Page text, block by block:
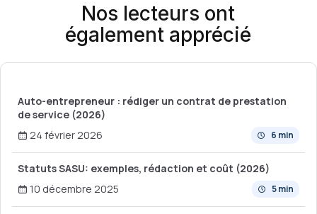
Nos lecteurs ont
également apprécié
Auto-entrepreneur : rédiger un contrat de prestation
de service (2026)
6 min
24 février 2026
Statuts SASU: exemples, rédaction et coût (2026)
5 min
10 décembre 2025